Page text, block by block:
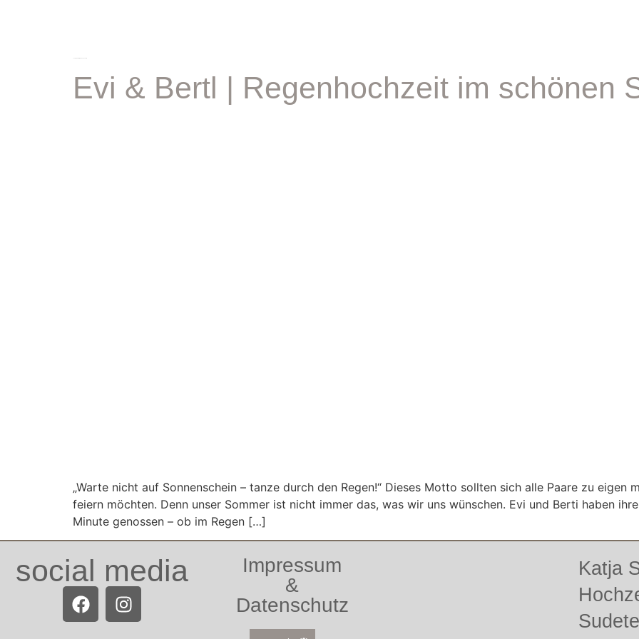
Evi & Bertl | Regenhochzeit im schönen
„Warte nicht auf Sonnenschein – tanze durch den Regen!“ Dieses Motto sollten sich alle Paare zu eigen
feiern möchten. Denn unser Sommer ist nicht immer das, was wir uns wünschen. Evi und Berti haben
Minute genossen – ob im Regen […]
social media
Impressum
&
Datenschutz
Katja